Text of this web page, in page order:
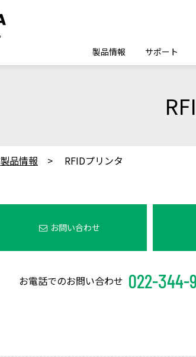
製品情報 サポート
製品情報 RFIDプリンタ
お問い合わせ
お電話でのお問い合わせ 022-344-